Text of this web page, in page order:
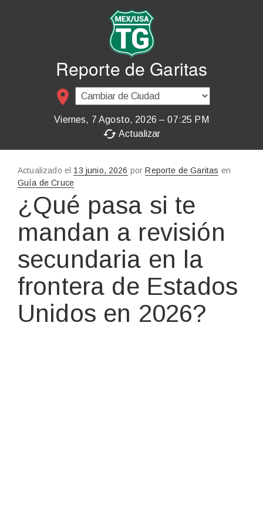
Reporte de Garitas
place
Viernes, 7 Agosto, 2026 – 07:25 PM
cached Actualizar
Actualizado el Publicado
en
13 junio, 2026 porReporte de Garitas en
Guía de Cruce
¿Qué pasa si te
mandan a revisión
secundaria en la
frontera de Estados
Unidos en 2026?